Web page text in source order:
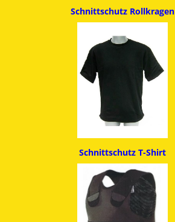
SchnittschutzRollkragen
Schnittschutz T-Shirt